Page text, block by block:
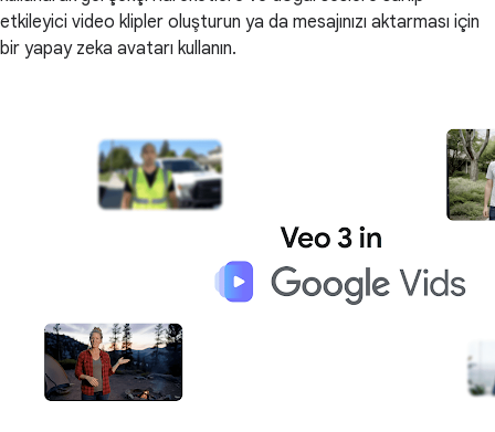
etkileyici video klipler oluşturun ya da mesajınızı aktarması için
bir yapay zeka avatarı kullanın.